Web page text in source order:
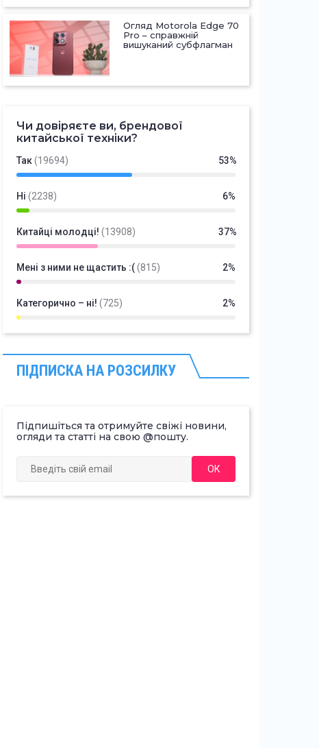
Огляд Motorola Edge 70
Pro – справжній
вишуканий субфлагман
Чи довіряєте ви, брендової
китайської техніки?
Так(19694) 53%
Ні (2238) 6%
Китайці молодці! (13908) 37%
Мені з ними не щастить :((815) 2%
Категорично – ні! (725) 2%
ПІДПИСКА НА РОЗСИЛКУ
Підпишіться та отримуйте свіжі новини,
огляди та статті на свою @пошту.
ОК